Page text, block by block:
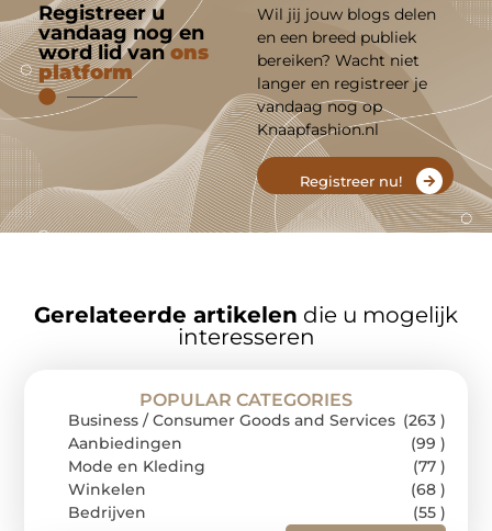
Registreer u
vandaag nog en
word lid vanons
platform
Wil jij jouw blogs delen
en een breed publiek
bereiken? Wacht niet
langer en registreer je
vandaag nog op
Knaapfashion.nl
Registreer nu!
Gerelateerde artikelen die u mogelijk
interesseren
POPULAR CATEGORIES
Business / Consumer Goods and Services (263 )
Aanbiedingen
(99 )
Mode en Kleding
(77 )
Winkelen
(68 )
Bedrijven
(55 )